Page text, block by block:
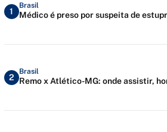
1
Brasil
Médico é preso por suspeita de
2
Brasil
Remo x Atlético-MG: onde assistir,